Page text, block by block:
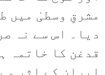
مشرقِ وسطیٰ میں
دیا۔ اس سے نہ
قدغن کا خاتمہ